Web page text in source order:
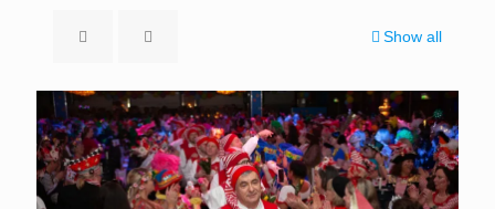
Show all